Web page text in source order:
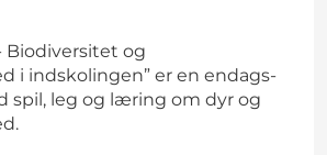
Biodiversitet og
i indskolingen” er en endags-
spil, leg og læring om dyr og